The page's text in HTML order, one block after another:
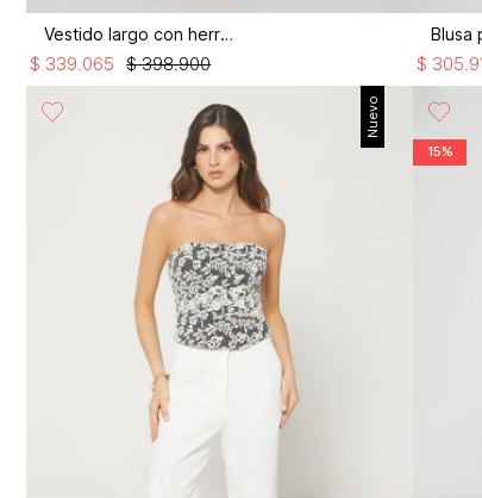
Vestido largo con herraje
$ 398.900
$ 339 065 $ 305
Nuevo
15%